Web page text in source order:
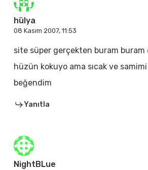
hülya
08 Kasım 2007, 11:53
site süper gerçekten buram buram
hüzün kokuyo ama sıcak ve
beğendim
Yanıtla
NightBLue